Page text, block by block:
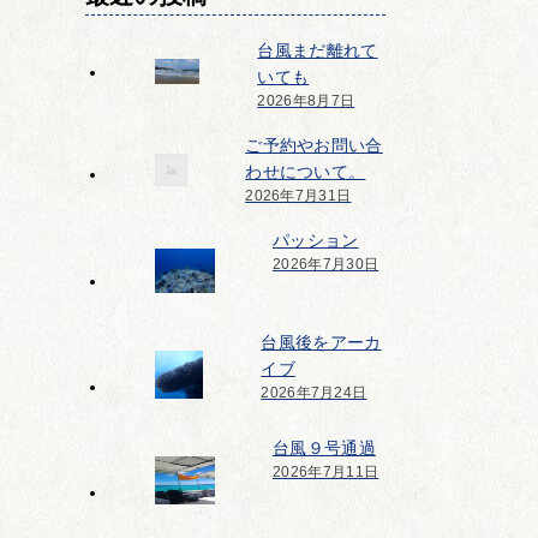
台風まだ離れて
いても
2026年8月7日
ご予約やお問い合
わせについて。
2026年7月31日
パッション
2026年7月30日
台風後をアーカ
イブ
2026年7月24日
台風９号通過
2026年7月11日